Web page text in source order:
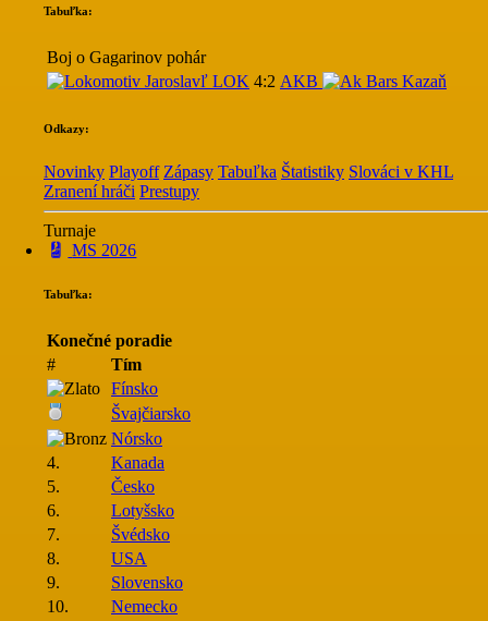
Tabuľka:
Boj o Gagarinov pohár
LOK 4:2 AKB
Odkazy:
Novinky Playoff Zápasy Tabuľka Štatistiky Slováci v KHL
Zranení hráči Prestupy
Turnaje
MS 2026
Tabuľka:
Konečné poradie
#
Tím
Fínsko
Švajčiarsko
Nórsko
4.
Kanada
5.
Česko
6.
Lotyšsko
7.
Švédsko
8.
USA
9.
Slovensko
10.
Nemecko